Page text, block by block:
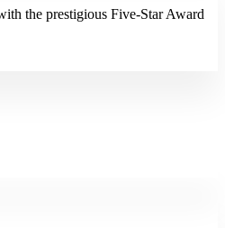
the prestigious Five-Star Award